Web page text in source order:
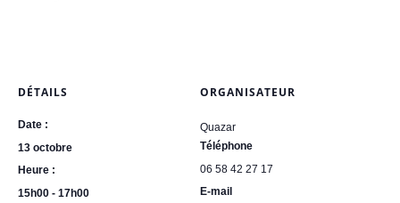
DÉTAILS
Date :
13 octobre
Heure :
15h00 - 17h00
ORGANISATEUR
Quazar
Téléphone
06 58 42 27 17
E-mail